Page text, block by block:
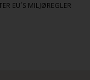
EU´S MILJØREGLER